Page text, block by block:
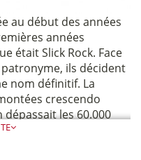
au début des années
années
était Slick Rock. Face
ils décident
nom définitif. La
crescendo
les 60.000
est rentré dans le
mondiaux.